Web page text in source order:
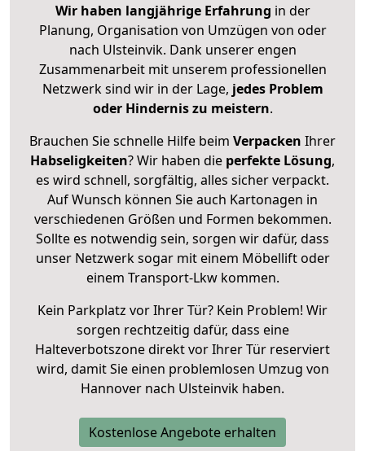
Wir haben langjährige Erfahrung in der
Planung, Organisation von Umzügen von oder
nach Ulsteinvik. Dank unserer engen
Zusammenarbeit mit unserem professionellen
Netzwerk sind wir in der Lage, jedes Problem
oder Hindernis zu meistern.
Brauchen Sie schnelle Hilfe beim Verpacken Ihrer
Habseligkeiten? Wir haben die perfekte Lösung,
es wird schnell, sorgfältig, alles sicher verpackt.
Auf Wunsch können Sie auch Kartonagen in
verschiedenen Größen und Formen bekommen.
Sollte es notwendig sein, sorgen wir dafür, dass
unser Netzwerk sogar mit einem Möbellift oder
einem Transport-Lkw kommen.
Kein Parkplatz vor Ihrer Tür? Kein Problem! Wir
sorgen rechtzeitig dafür, dass eine
Halteverbotszone direkt vor Ihrer Tür reserviert
wird, damit Sie einen problemlosen Umzug von
Hannover nach Ulsteinvik haben.
Kostenlose Angebote erhalten